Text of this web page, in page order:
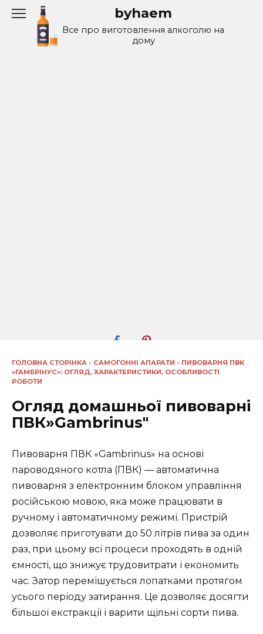
Перейти
содержанию
byhaem
Все про виготовлення алкоголю на
дому
ГОЛОВНА СТОРІНКА » САМОГОННІ АПАРАТИ » ПИВОВАРНЯ ПВК
«ГАМБРІНУС»: ОГЛЯД, ХАРАКТЕРИСТИКИ, ОСОБЛИВОСТІ
РОБОТИ
Огляд домашньої пивоварні
ПВК»Gambrinus"
Пивоварня ПВК «Gambrinus» на основі
пароводяного котла (ПВК) — автоматична
пивоварня з електронним блоком управління
російською мовою, яка може працювати в
ручному і автоматичному режимі. Пристрій
дозволяє приготувати до 50 літрів пива за один
раз, при цьому всі процеси проходять в одній
ємності, що знижує трудовитрати і економить
час. Затор перемішується лопатками протягом
усього періоду затирання. Це дозволяє досягти
більшої екстракції і варити щільні сорти пива.